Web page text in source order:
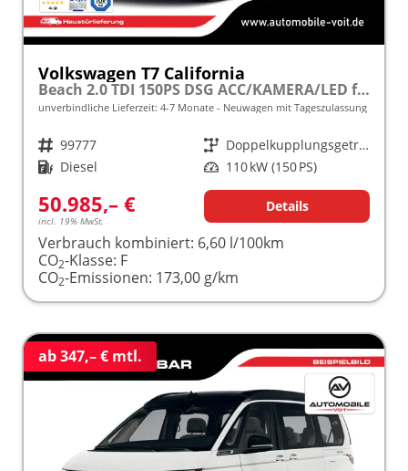
Volkswagen T7 California
Beach 2.0 TDI 150PS DSG ACC/KAMERA/LED frei konfigurierbar!
unverbindliche Lieferzeit: 4-7 Monate Neuwagen mit Tageszulassung
Fahrzeugnr. 99777 Getriebe
Doppelkupplungsgetriebe (DSG)
Kraftstoff Diesel Leistung 110 kW (150 PS)
50.985,– €
incl. 19% MwSt.
Details
Verbrauch kombiniert: 6,60 l/100km
CO2-Klasse: F
CO2-Emissionen: 173,00 g/km
ab 347,– € mtl.